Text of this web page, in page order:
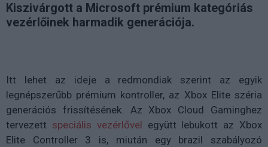
Kiszivárgott a Microsoft prémium kategóriás
vezérlőinek harmadik generációja.
Itt lehet az ideje a redmondiak szerint az egyik
legnépszerűbb prémium kontroller, az Xbox Elite széria
generációs frissítésének. Az Xbox Cloud Gaminghez
tervezett speciális vezérlővel együtt lebukott az Xbox
Elite Controller 3 is, miután egy brazil szabályozó